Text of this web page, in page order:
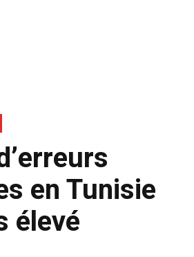
en Tunisie
élevé